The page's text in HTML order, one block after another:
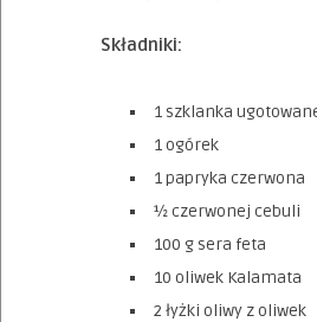
Składniki:
1 szklanka
1 ogórek
1 papryka czerwona
½ czerwonej cebuli
100 g sera feta
10 oliwek Kalamata
2 łyżki oliwy z oliwek